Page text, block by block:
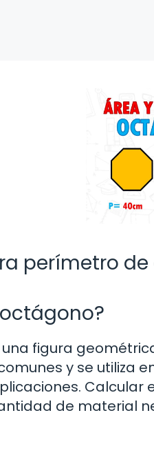
perímetro
figura
y se utiliza
de material